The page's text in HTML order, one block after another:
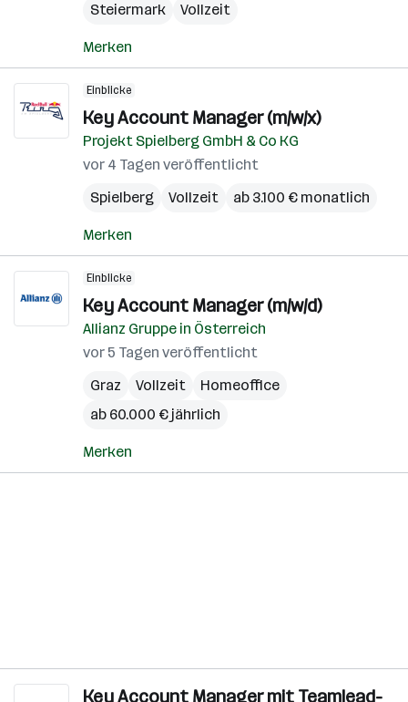
Steiermark
Vollzeit
Merken
Einblicke
Key Account Manager (m/w/x)
Projekt Spielberg GmbH & Co KG
vor 4 Tagen veröffentlicht
Spielberg
Vollzeit ab 3.100 € monatlich
Merken
Einblicke
Key Account Manager (m/w/d)
Allianz Gruppe in Österreich
vor 5 Tagen veröffentlicht
Graz
Vollzeit
Homeoffice
ab 60.000 € jährlich
Merken
Key Account Manager mit Teamlead-